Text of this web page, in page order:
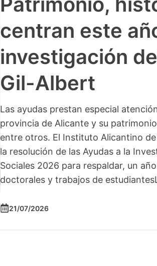
centran este
investigación
Gil-Albert
Las ayudas prestan especial
provincia de Alicante y su
entre otros. El Instituto Alicantino
la resolución de las Ayudas a la
Sociales 2026 para respaldar, un
doctorales y trabajos de estudiantes
21/07/2026